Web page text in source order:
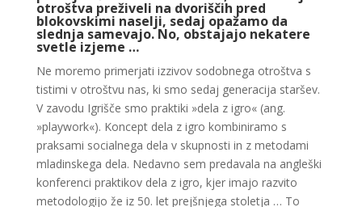
otroštva preživeli na dvoriščih pred
blokovskimi naselji, sedaj opažamo da
slednja samevajo. No, obstajajo nekatere
svetle izjeme …
Ne moremo primerjati izzivov sodobnega otroštva s
tistimi v otroštvu nas, ki smo sedaj generacija staršev.
V zavodu Igrišče smo praktiki »dela z igro« (ang.
»playwork«). Koncept dela z igro kombiniramo s
praksami socialnega dela v skupnosti in z metodami
mladinskega dela. Nedavno sem predavala na angleški
konferenci praktikov dela z igro, kjer imajo razvito
metodologijo že iz 50. let prejšnjega stoletja … To